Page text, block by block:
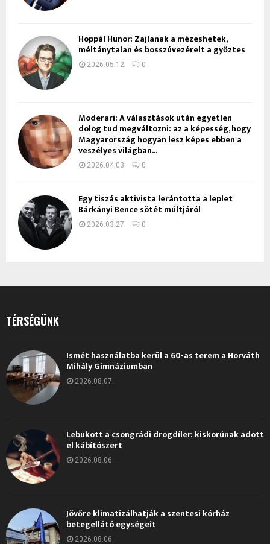
Hoppál Hunor: Zajlanak a mézeshetek,
méltánytalan és bosszúvezérelt a győztes
2026.05.12. 0
Moderari: A választások után egyetlen
dolog tud megváltozni: az a képesség, hogy
Magyarország hogyan lesz képes ebben a
veszélyes világban...
2026.04.03. 0
Egy tiszás aktivista lerántotta a leplet
Bárkányi Bence sötét múltjáról
2026.03.27. 0
TÉRSÉGÜNK
Ismét használatba kerül a 60-as terem a Horváth
Mihály Gimnáziumban
2026.08.07.
Lebukott a csongrádi drogdíler: kiskorúnak adott
el kábítószert
2026.08.06.
Jövőre klimatizálhatják a szentesi kórház
betegellátó egységeit
2026.08.06.